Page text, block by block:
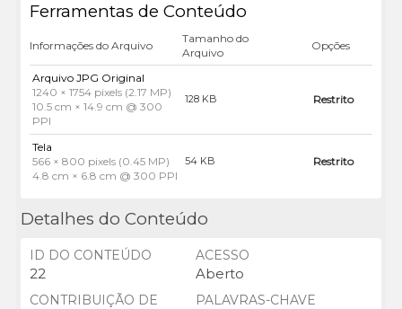
Ferramentas de Conteúdo
Informações do Arquivo
Tamanho do
Arquivo
Opções
Arquivo JPG Original
1240 × 1754 pixels (2.17 MP)
10.5 cm × 14.9 cm @ 300
PPI
128 KB Restrito
Tela
566 × 800 pixels (0.45 MP)
4.8 cm × 6.8 cm @ 300 PPI
54 KB Restrito
Detalhes do Conteúdo
ID DO CONTEÚDO
22
ACESSO
Aberto
CONTRIBUIÇÃO DE PALAVRAS-CHAVE